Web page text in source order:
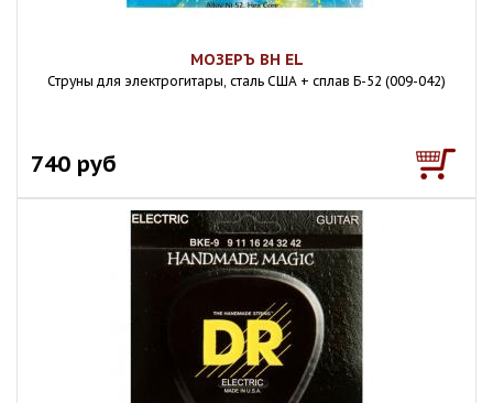
МОЗЕРЪ BH EL
Струны для электрогитары, сталь США + сплав Б-52 (009-042)
740 руб